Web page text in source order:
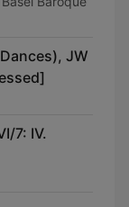
JW
7: IV.